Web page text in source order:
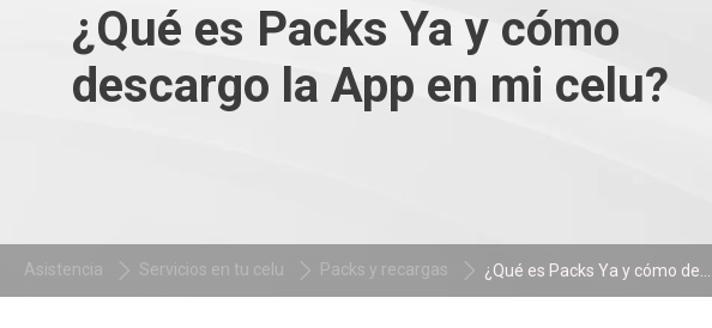
¿Qué es Packs Ya y cómo
descargo la App en mi celu?
Asistencia Servicios en tu celu Packs y recargas ¿Qué es Packs Ya y cómo de...